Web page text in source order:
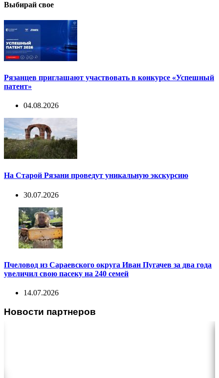
Выбирай свое
Рязанцев приглашают участвовать в конкурсе «Успешный
патент»
04.08.2026
На Старой Рязани проведут уникальную экскурсию
30.07.2026
Пчеловод из Сараевского округа Иван Пугачев за два года
увеличил свою пасеку на 240 семей
14.07.2026
Новости партнеров